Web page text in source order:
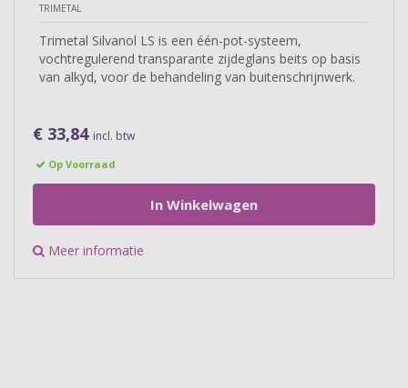
TRIMETAL
Trimetal Silvanol LS is een één-pot-systeem,
vochtregulerend transparante zijdeglans beits op basis
van alkyd, voor de behandeling van buitenschrijnwerk.
€ 33,84 incl. btw
Op Voorraad
In Winkelwagen
Meer informatie